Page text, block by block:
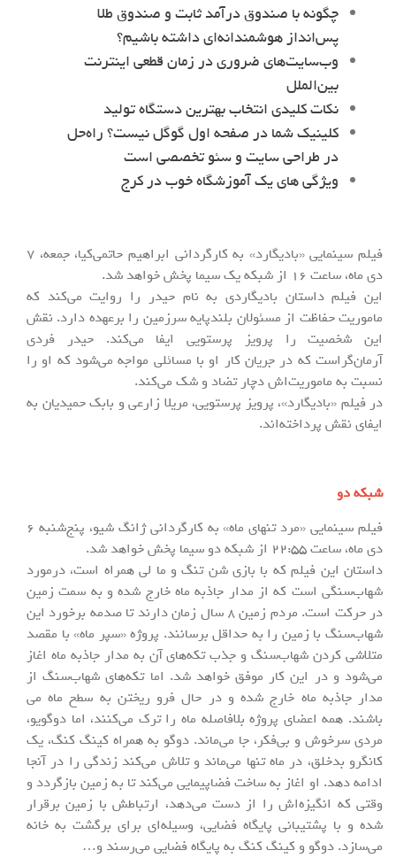
چگونه با صندوق درآمد ثابت و صندوق طلا
پس‌انداز هوشمندانه‌ای داشته باشیم؟
وب‌سایت‌های ضروری در زمان قطعی اینترنت
بین‌الملل
نکات کلیدی انتخاب بهترین دستگاه تولید
کلینیک شما در صفحه اول گوگل نیست؟ راه‌حل
در طراحی سایت و سئو تخصصی است
ویژگی های یک آموزشگاه خوب در کرج
فیلم سینمایی «بادیگارد» به کارگردانی ابراهیم حاتمی‌کیا، جمعه، 7
دی ماه، ساعت 16 از شبکه یک سیما پخش خواهد شد.
این فیلم داستان بادیگاردی به نام حیدر را روایت می‌کند که
ماموریت حفاظت از مسئولان بلندپایه سرزمین را برعهده دارد. نقش
این شخصیت را پرویز پرستویی ایفا می‌کند. حیدر فردی
آرمان‌گراست که در جریان کار او با مسائلی مواجه می‌شود که او را
نسبت به ماموریت‌اش دچار تضاد و شک می‌کند.
در فیلم «بادیگارد»، پرویز پرستویی، مریلا زارعی و بابک حمیدیان به
ایفای نقش پرداخته‌اند.
شبکه دو
فیلم سینمایی «مرد تنهای ماه» به کارگردانی ژانگ شیو، پنج‌شنبه 6
دی ماه، ساعت 22:55 از شبکه دو سیما پخش خواهد شد.
داستان این فیلم که با بازی شن تنگ و ما لی همراه است، درمورد
شهاب‌سنگی است که از مدار جاذبه ماه خارج شده و به سمت زمین
در حرکت است. مردم زمین 8 سال زمان دارند تا صدمه برخورد این
شهاب‌سنگ با زمین را به حداقل برسانند. پروژه «سپر ماه» با مقصد
متلاشی کردن شهاب‌سنگ و جذب تکه‌های آن به مدار جاذبه ماه اغاز
می‌شود و در این کار موفق خواهد شد. اما تکه‌های شهاب‌سنگ از
مدار جاذبه ماه خارج شده و در حال فرو ریختن به سطح ماه می
باشند. همه اعضای پروژه بلافاصله ماه را ترک می‌کنند، اما دوگویو،
مردی سرخوش و بی‌فکر، جا می‌ماند. دوگو به همراه کینگ کنگ، یک
کانگرو بدخلق، در ماه تنها می‌ماند و تلاش می‌کند زندگی را در آنجا
ادامه دهد. او اغاز به ساخت فضاپیمایی می‌کند تا به زمین بازگردد و
وقتی که انگیزه‌اش را از دست می‌دهد، ارتباطش با زمین برقرار
شده و با پشتیبانی پایگاه فضایی، وسیله‌ای برای برگشت به خانه
می‌سازد. دوگو و کینگ کنگ به پایگاه فضایی می‌رسند و…